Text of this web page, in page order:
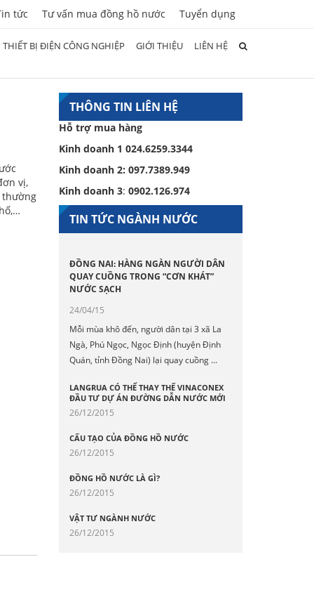
tức Tư vấn mua đồng hồ nước Tuyển dụng
THIẾT BỊ ĐIỆN CÔNG NGHIỆP GIỚI THIỆU LIÊN HỆ
vị,
thường
THÔNG TIN LIÊN HỆ
Hỗ trợ mua hàng
Kinh doanh 1 024.6259.3344
Kinh doanh 2: 097.7389.949
Kinh doanh 3: 0902.126.974
TIN TỨC NGÀNH NƯỚC
ĐỒNG NAI: HÀNG NGÀN NGƯỜI DÂN
QUAY CUỒNG TRONG “CƠN KHÁT”
NƯỚC SẠCH
24/04/15
Mỗi mùa khô đến, người dân tại 3 xã La
Ngà, Phú Ngọc, Ngọc Định (huyện Định
Quán, tỉnh Đồng Nai) lại quay cuồng ...
LANGRUA CÓ THỂ THAY THẾ VINACONEX
ĐẦU TƯ DỰ ÁN ĐƯỜNG DẪN NƯỚC MỚI
26/12/2015
CẤU TẠO CỦA ĐỒNG HỒ NƯỚC
26/12/2015
ĐỒNG HỒ NƯỚC LÀ GÌ?
26/12/2015
VẬT TƯ NGÀNH NƯỚC
26/12/2015